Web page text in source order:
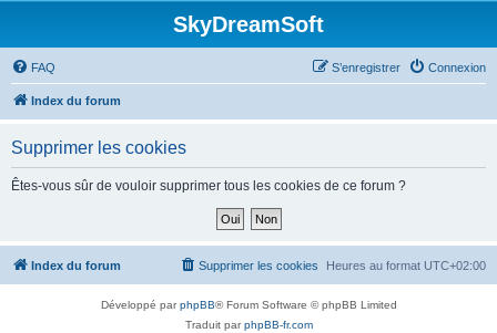
SkyDreamSoft
FAQ Connexion
S’enregistrer
Index du forum
Supprimer les cookies
Êtes-vous sûr de vouloir supprimer tous les cookies de ce forum ?
Index du forum Heures au format UTC+02:00
Supprimer les cookies
Développé parphpBB® Forum Software © phpBB Limited
Traduit parphpBB-fr.com